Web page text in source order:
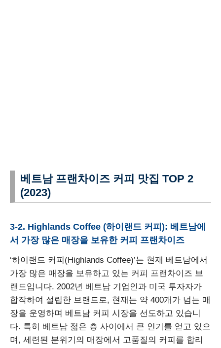
베트남 프랜차이즈 커피 맛집 TOP 2
(2023)
3-2. Highlands Coffee (하이랜드 커피): 베트남에
서 가장 많은 매장을 보유한 커피 프랜차이즈
‘하이랜드 커피(Highlands Coffee)’는 현재 베트남에서
가장 많은 매장을 보유하고 있는 커피 프랜차이즈 브
랜드입니다. 2002년 베트남 기업인과 미국 투자자가
합작하여 설립한 브랜드로, 현재는 약 400개가 넘는 매
장을 운영하며 베트남 커피 시장을 선도하고 있습니
다. 특히 베트남 젊은 층 사이에서 큰 인기를 얻고 있으
며, 세련된 분위기의 매장에서 고품질의 커피를 합리